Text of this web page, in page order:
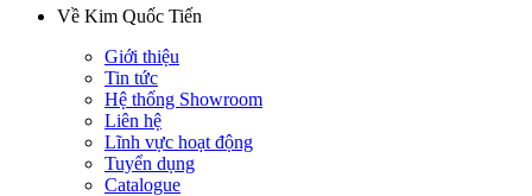
Về Kim Quốc Tiến
Giới thiệu
Tin tức
Hệ thống Showroom
Liên hệ
Lĩnh vực hoạt động
Tuyển dụng
Catalogue